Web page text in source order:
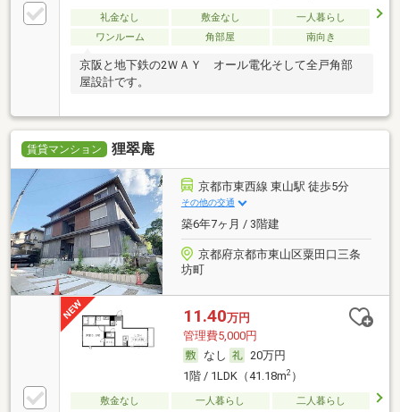
礼金なし 敷金なし
一人暮らし
ワンルーム
角部屋 南向き
京阪と地下鉄の2ＷＡＹ オール電化そして全戸角部
屋設計です。
賃貸マンション 狸翠庵
京都市東西線 東山駅 徒歩5分
その他の交通
築6年7ヶ月 / 3階建
京都府京都市東山区粟田口三条
坊町
11.40万円
管理費5,000円
なし
20万円
1階 / 1LDK（41.18m2）
敷金なし 一人暮らし
二人暮らし